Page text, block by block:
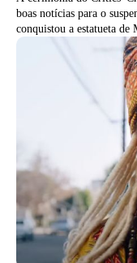
boas notícias para o
conquistou a estatueta